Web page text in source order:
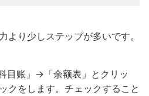
より少しステップが多いです。
目账」→「余额表」とクリッ
クをします。チェックすること